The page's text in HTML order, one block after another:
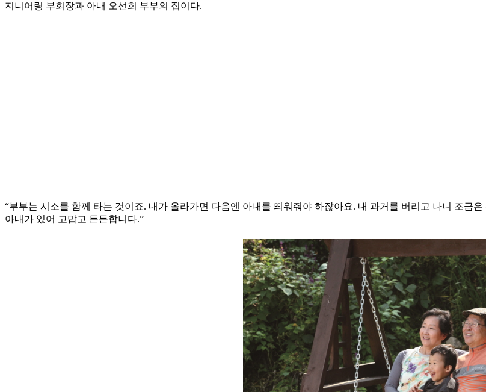
지니어링 부회장과 아내 오선희 부부의 집이다.
“부부는 시소를 함께 타는 것이죠. 내가 올라가면 다음엔 아내를 띄워줘야 하잖아요. 내 과거를 버리고 나니 조금
아내가 있어 고맙고 든든합니다.”